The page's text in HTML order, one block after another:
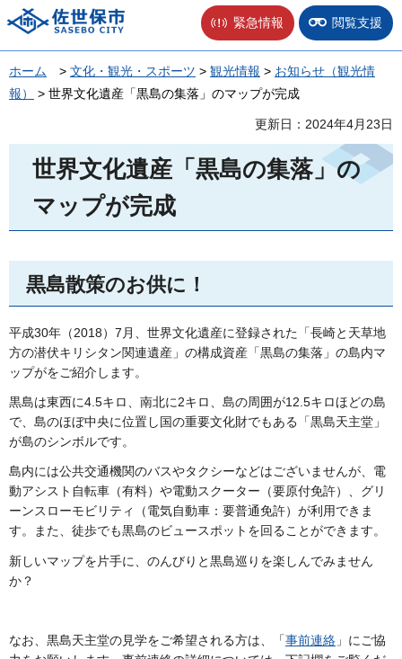
佐世保市 緊急情報 閲覧支援
ホーム > 文化・観光・スポーツ > 観光情報 > お知らせ（観光情
報）
> 世界文化遺産「黒島の集落」のマップが完成
更新日：2024年4月23日
世界文化遺産「黒島の集落」の
マップが完成
黒島散策のお供に！
平成30年（2018）7月、世界文化遺産に登録された「長崎と天草地
方の潜伏キリシタン関連遺産」の構成資産「黒島の集落」の島内マ
ップがをご紹介します。
黒島は東西に4.5キロ、南北に2キロ、島の周囲が12.5キロほどの島
で、島のほぼ中央に位置し国の重要文化財でもある「黒島天主堂」
が島のシンボルです。
島内には公共交通機関のバスやタクシーなどはございませんが、電
動アシスト自転車（有料）や電動スクーター（要原付免許）、グリ
ーンスローモビリティ（電気自動車：要普通免許）が利用できま
す。また、徒歩でも黒島のビュースポットを回ることができます。
新しいマップを片手に、のんびりと黒島巡りを楽しんでみません
か？
なお、黒島天主堂の見学をご希望される方は、「事前連絡 」にご協